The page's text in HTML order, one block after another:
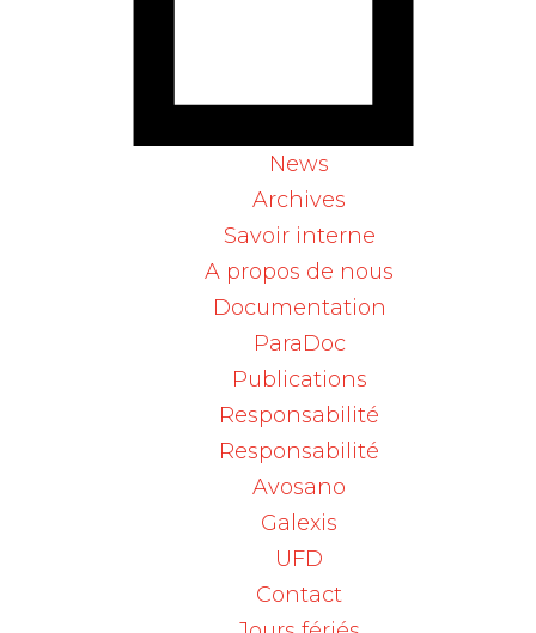
News
Archives
Savoir interne
A propos de nous
Documentation
ParaDoc
Publications
Responsabilité
Responsabilité
Avosano
Galexis
UFD
Contact
façon autonome à la maison. Il existe un
automatique à l'appareil équipé d’un
logiciel permettant d'évaluer les mesures
par ordinateur. Selon les marques, des
séparément en différentes grandeurs. Pour
vous donner une meilleure vue d’ensemble
des nombreux appareils et accessoires
disponibles sur le marché, nous avons
préparé deux tableaux récapitulatifs que
vous pouvez consulter ou télécharger en
cliquant sur les liens indiqués ci-dessous
(liste non exhaustive, mai 2025).
Pour une automesure tensionnelle fiable à
d'accessoires parfaitement adaptés au